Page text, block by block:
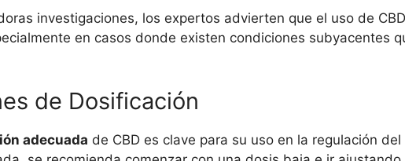
investigaciones, los expertos advierten que el uso de
en casos donde existen condiciones subyacentes
de Dosificación
adecuada de CBD es clave para su uso en la regulación